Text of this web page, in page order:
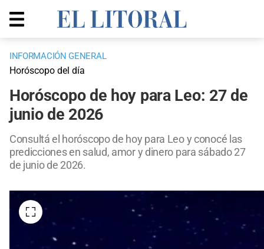
INFORMACIÓN GENERAL
Horóscopo del día
Horóscopo de hoy para Leo: 27 de
junio de 2026
Consultá el horóscopo de hoy para Leo y conocé las
predicciones en salud, amor y dinero para sábado 27
de junio de 2026.